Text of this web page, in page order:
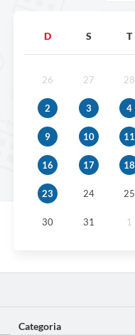
D S T
26 27 28
2 3 4
9 10 11
16 17 18
23 24 25
30 31 1
Categoria